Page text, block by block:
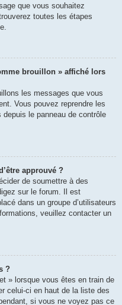
que vous souhaitez
toutes les étapes
brouillon » affiché lors
les messages que vous
Vous pouvez reprendre les
le panneau de contrôle
approuvé ?
de soumettre à des
sur le forum. Il est
dans un groupe d’utilisateurs
veuillez contacter un
?
» lorsque vous êtes en train de
celui-ci en haut de la liste des
si vous ne voyez pas ce